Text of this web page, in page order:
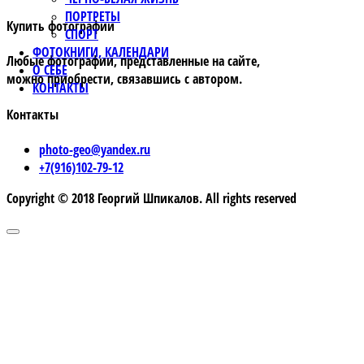
ПОРТРЕТЫ
СПОРТ
ФОТОКНИГИ, КАЛЕНДАРИ
О СЕБЕ
КОНТАКТЫ
Купить фотографии
Любые фотографии, представленные на сайте,
можно приобрести, связавшись с автором.
Контакты
photo-geo@yandex.ru
+7(916)102-79-12
Copyright © 2018 Георгий Шпикалов. All rights reserved